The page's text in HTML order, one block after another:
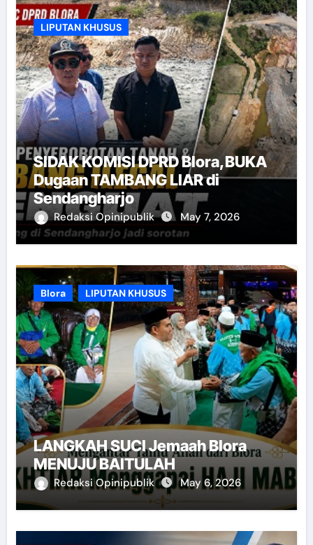
LIPUTAN KHUSUS
SIDAK KOMISI DPRD Blora,BUKA
Dugaan TAMBANG LIAR di
Sendangharjo
Redaksi Opinipublik May 7, 2026
Blora LIPUTAN KHUSUS
LANGKAH SUCI Jemaah Blora
MENUJU BAITULAH
Redaksi Opinipublik May 6, 2026